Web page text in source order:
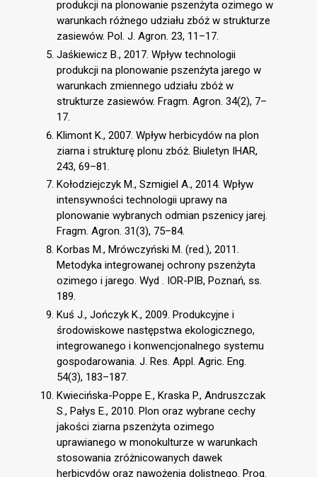
produkcji na plonowanie pszenżyta ozimego w
warunkach różnego udziału zbóż w strukturze
zasiewów. Pol. J. Agron. 23, 11–17.
Jaśkiewicz B., 2017. Wpływ technologii
produkcji na plonowanie pszenżyta jarego w
warunkach zmiennego udziału zbóż w
strukturze zasiewów. Fragm. Agron. 34(2), 7–
17.
Klimont K., 2007. Wpływ herbicydów na plon
ziarna i strukturę plonu zbóż. Biuletyn IHAR,
243, 69–81.
Kołodziejczyk M., Szmigiel A., 2014. Wpływ
intensywności technologii uprawy na
plonowanie wybranych odmian pszenicy jarej.
Fragm. Agron. 31(3), 75–84.
Korbas M., Mrówczyński M. (red.), 2011.
Metodyka integrowanej ochrony pszenżyta
ozimego i jarego. Wyd . IOR-PIB, Poznań, ss.
189.
Kuś J., Jończyk K., 2009. Produkcyjne i
środowiskowe następstwa ekologicznego,
integrowanego i konwencjonalnego systemu
gospodarowania. J. Res. Appl. Agric. Eng.
54(3), 183–187.
Kwiecińska-Poppe E., Kraska P., Andruszczak
S., Pałys E., 2010. Plon oraz wybrane cechy
jakości ziarna pszenżyta ozimego
uprawianego w monokulturze w warunkach
stosowania zróżnicowanych dawek
herbicydów oraz nawożenia dolistnego. Prog.